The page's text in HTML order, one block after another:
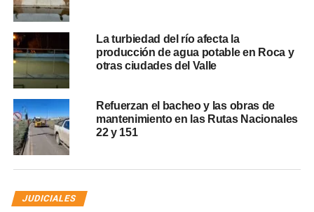
La turbiedad del río afecta la
producción de agua potable en Roca y
otras ciudades del Valle
Refuerzan el bacheo y las obras de
mantenimiento en las Rutas Nacionales
22 y 151
JUDICIALES